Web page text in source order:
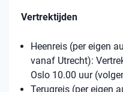
Vertrektijden
Heenreis (per eigen
vanaf Utrecht):
Oslo 10.00 uur
Terugreis (per eigen